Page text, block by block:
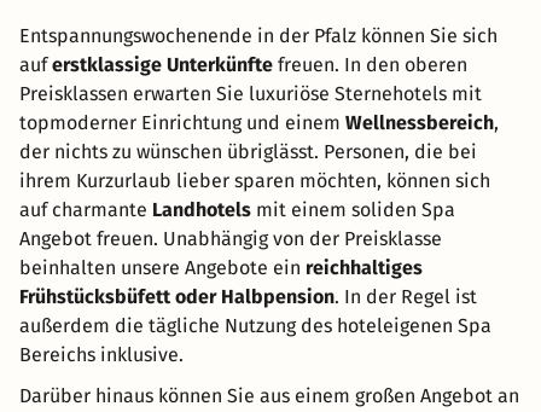
Entspannungswochenende in der Pfalz können Sie sich
auferstklassige Unterkünfte freuen. In den oberen
Preisklassen erwarten Sie luxuriöse Sternehotels mit
topmoderner Einrichtung und einem Wellnessbereich,
der nichts zu wünschen übriglässt. Personen, die bei
ihrem Kurzurlaub lieber sparen möchten, können sich
auf charmante Landhotels mit einem soliden Spa
Angebot freuen. Unabhängig von der Preisklasse
beinhalten unsere Angebote ein reichhaltiges
Frühstücksbüfett oder Halbpension. In der Regel ist
außerdem die tägliche Nutzung des hoteleigenen Spa
Bereichs inklusive.
Darüber hinaus können Sie aus einem großen Angebot an